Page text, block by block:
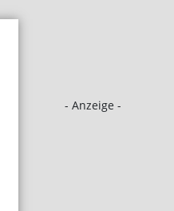
- Anzeige -